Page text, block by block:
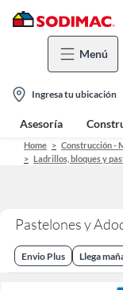
Menú
location-
icon
Ingresa tu ubicación
Asesoría
Home
Construcción -
Ladrillos, bloques y
Pastelones y
Envio Plus Llega